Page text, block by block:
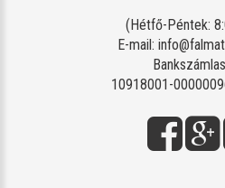
(Hétfő-Péntek:
E-mail:
10918001-